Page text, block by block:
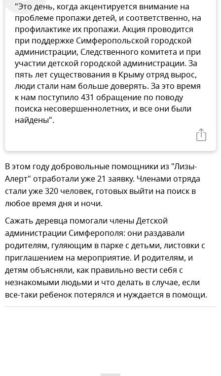
"Это день, когда акцентируется внимание на
проблеме пропажи детей, и соответственно, на
профилактике их пропажи. Акция проводится
при поддержке Симферопольской городской
администрации, Следственного комитета и при
участии детской городской администрации. За
пять лет существования в Крыму отряд вырос,
люди стали нам больше доверять. За это время
к нам поступило 431 обращение по поводу
поиска несовершеннолетних, и все они были
найдены".
В этом году добровольные помощники из "Лизы-
Алерт" отработали уже 21 заявку. Членами отряда
стали уже 320 человек, готовых выйти на поиск в
любое время дня и ночи.
Сажать деревца помогали члены Детской
администрации Симферополя: они раздавали
родителям, гуляющим в парке с детьми, листовки с
приглашением на мероприятие. И родителям, и
детям объясняли, как правильно вести себя с
незнакомыми людьми и что делать в случае, если
все-таки ребенок потерялся и нуждается в помощи.